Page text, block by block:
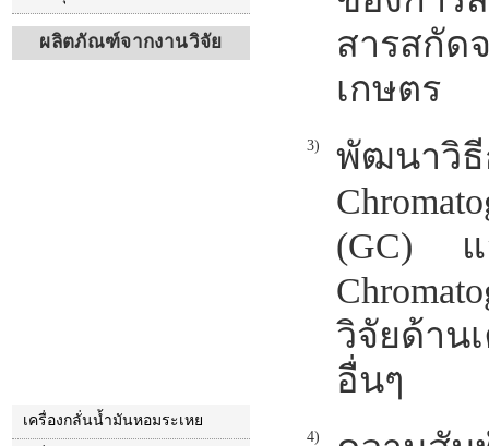
ผลิตภัณฑ์จากงานวิจัย
เครื่องกลั่นน้ำมันหอมระเหย
สารสกัด
เกษตร
3)
พัฒนาวิธี
(GC) แ
วิจัยด้าน
อื่นๆ
4)